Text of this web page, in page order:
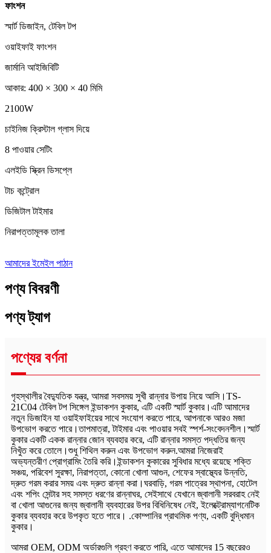
ফাংশন
স্মার্ট ডিজাইন, টেবিল টপ
ওয়াইফাই ফাংশন
জার্মানি আইজিবিটি
আকার: 400 × 300 × 40 মিমি
2100W
চাইনিজ ক্রিস্টাল গ্লাস দিয়ে
8 পাওয়ার সেটিং
এলইডি স্ক্রিন ডিসপ্লে
টাচ কন্ট্রোল
ডিজিটাল টাইমার
নিরাপত্তামূলক তালা
আমাদের ইমেইল পাঠান
পণ্য বিবরণী
পণ্য ট্যাগ
পণ্যের বর্ণনা
গৃহস্থালীর বৈদ্যুতিক যন্ত্র, আমরা সবসময় সুখী রান্নার উপায় নিয়ে আসি।TS-
21C04 টেবিল টপ সিঙ্গেল ইন্ডাকশন কুকার, এটি একটি স্মার্ট কুকার।এটি আমাদের
নতুন ডিজাইন যা ওয়াইফাইয়ের সাথে সংযোগ করতে পারে, আপনাকে আরও মজা
উপভোগ করতে পারে।তাপমাত্রা, টাইমার এবং পাওয়ার সবই স্পর্শ-সংবেদনশীল।স্মার্ট
কুকার একটি একক রান্নার জোন ব্যবহার করে, এটি রান্নার সমস্ত পদ্ধতির জন্য
নিখুঁত করে তোলে।শুধু শিথিল করুন এবং উপভোগ করুন.আমরা নিজেরাই
অভ্যন্তরীণ প্রোগ্রামিং তৈরি করি।ইন্ডাকশন কুকারের সুবিধার মধ্যে রয়েছে শক্তি
সঞ্চয়, পরিবেশ সুরক্ষা, নিরাপত্তা, কোনো খোলা আগুন, শেফের স্বাস্থ্যের উন্নতি,
দ্রুত গরম করার সময় এবং দ্রুত রান্না করা।ঘরবাড়ি, গরম পাত্রের স্থাপনা, হোটেল
এবং শপিং সেন্টার সহ সমস্ত ধরণের রান্নাঘর, সেইসাথে যেখানে জ্বালানী সরবরাহ নেই
বা খোলা আগুনের জন্য জ্বালানী ব্যবহারের উপর বিধিনিষেধ নেই, ইলেক্ট্রোম্যাগনেটিক
কুকার ব্যবহার করে উপকৃত হতে পারে। .কোম্পানির প্রাথমিক পণ্য, একটি বুদ্ধিমান
কুকার।
আমরা OEM, ODM অর্ডারগুলি গ্রহণ করতে পারি, এতে আমাদের 15 বছরেরও